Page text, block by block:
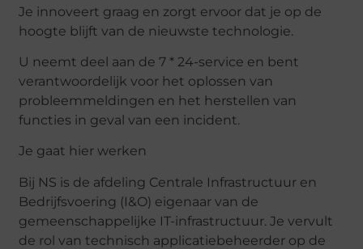
Je innoveert graag en zorgt ervoor dat je op de
hoogte blijft van de nieuwste technologie.
U neemt deel aan de 7 * 24-service en bent
verantwoordelijk voor het oplossen van
probleemmeldingen en het herstellen van
functies in geval van een incident.
Je gaat hier werken
Bij NS is de afdeling Centrale Infrastructuur en
Bedrijfsvoering (I&O) eigenaar van de
gemeenschappelijke IT-infrastructuur. Je vervult
de rol van technisch applicatiebeheerder op de